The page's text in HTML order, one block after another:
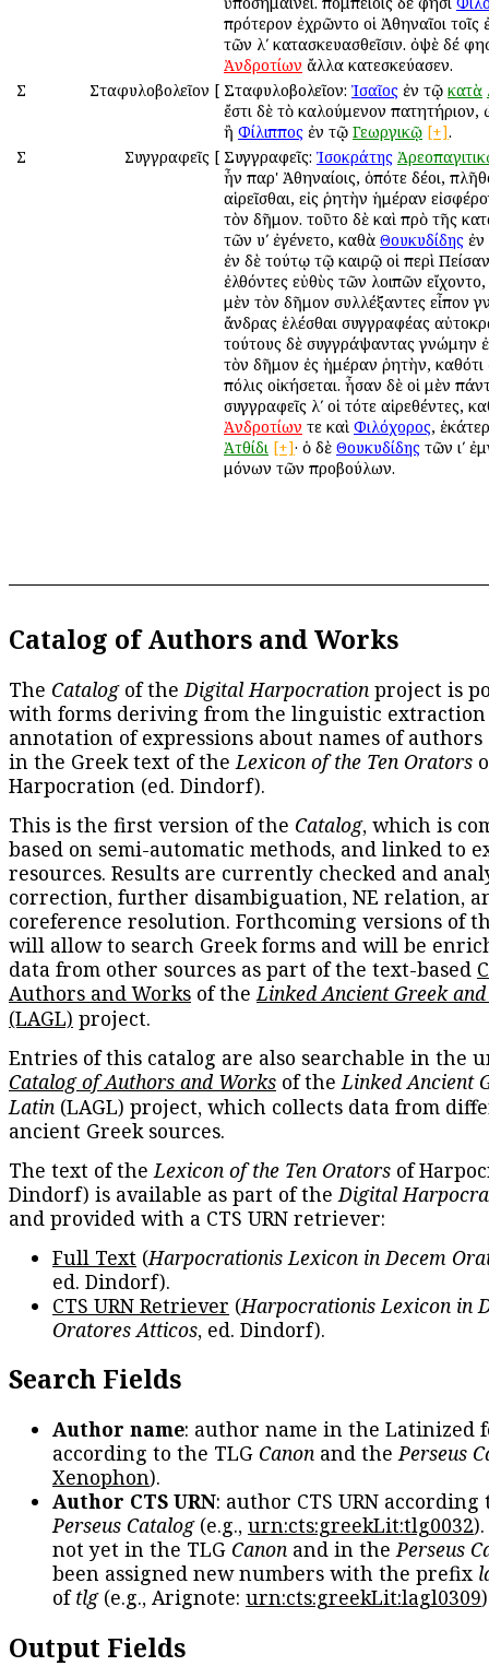
πρότερον ἐχρῶντο οἱ Ἀθηναῖοι τοῖς
τῶν λʹ κατασκευασθεῖσιν. ὀψὲ δέ
Ἀνδροτίων ἄλλα κατεσκεύασεν.
Σ
Σταφυλοβολεῖον [ Σταφυλοβολεῖον: Ἰσαῖος ἐν τῷ κατὰ
ἔστι δὲ τὸ καλούμενον
ἢ Φίλιππος ἐν τῷ Γεωργικῷ [+].
Σ
Συγγραφεῖς [ Συγγραφεῖς: Ἰσοκράτης
ἦν παρ' Ἀθηναίοις, ὁπότε δέοι,
αἱρεῖσθαι, εἰς ῥητὴν ἡμέραν
τὸν δῆμον. τοῦτο δὲ καὶ πρὸ τῆς
τῶν υʹ ἐγένετο, καθὰ Θουκυδίδης ἐν
ἐν δὲ τούτῳ τῷ καιρῷ οἱ περὶ
ἐλθόντες εὐθὺς τῶν λοιπῶν
μὲν τὸν δῆμον συλλέξαντες εἶπον
ἄνδρας ἑλέσθαι συγγραφέας
τούτους δὲ συγγράψαντας γνώμην
τὸν δῆμον ἐς ἡμέραν ῥητὴν, καθότι
πόλις οἰκήσεται. ἦσαν δὲ οἱ μὲν
συγγραφεῖς λʹ οἱ τότε αἱρεθέντες,
Ἀνδροτίων τε καὶ Φιλόχορος,
Ἀτθίδι [+]· ὁ δὲ Θουκυδίδης τῶν ιʹ
μόνων τῶν προβούλων.
Catalog of Authors and Works
The Catalogof theDigital Harpocration project is
with forms deriving from the linguistic extraction
annotation of expressions about names of
in the Greek text of theLexicon of the Ten Orators
Harpocration (ed. Dindorf).
This is the first version of the Catalog, which is
based on semi-automatic methods, and linked to
resources. Results are currently checked and
correction, further disambiguation, NE relation,
coreference resolution. Forthcoming versions of
will allow to search Greek forms and will be
data from other sources as part of the text-based
Authors and Works of theLinked Ancient Greek
(LAGL) project.
Entries of this catalog are also searchable in the
Catalog of Authors and Works of theLinked Ancient
Latin (LAGL) project, which collects data from
ancient Greek sources.
The text of theLexicon of the Ten Orators of
Dindorf) is available as part of theDigital
and provided with a CTS URN retriever:
Full Text (Harpocrationis Lexicon in Decem
ed. Dindorf).
CTS URN Retriever (Harpocrationis Lexicon in
Oratores Atticos, ed. Dindorf).
Search Fields
Author name: author name in the Latinized
according to the TLG Canon and thePerseus
Xenophon).
Author CTS URN: author CTS URN according
Perseus Catalog(e.g., urn:cts:greekLit:tlg0032
not yet in the TLG Canon and in thePerseus
been assigned new numbers with the prefix
oftlg(e.g., Arignote: urn:cts:greekLit:lagl0309
Output Fields